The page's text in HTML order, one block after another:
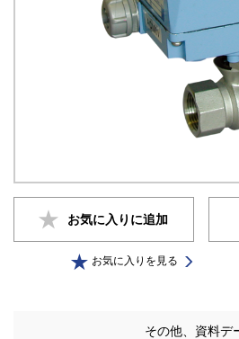
お気に入りに追加
お気に入りを見る
その他、資料デ